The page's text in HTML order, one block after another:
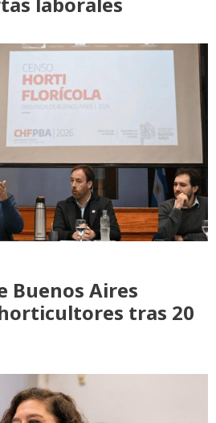
Buenos Aires
tras 20